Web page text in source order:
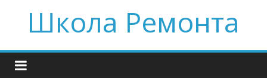
contentШкола Ремонта